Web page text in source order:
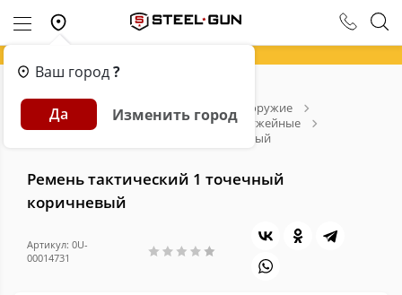
Ваш город?
Да Изменить город
Главная Каталог
Страйкбольное оружие
Аксессуары для страйкбола
Ремни оружейные
Ремень тактический 1 точечный коричневый
Ремень тактический 1 точечный
коричневый
Артикул: 0U-
00014731